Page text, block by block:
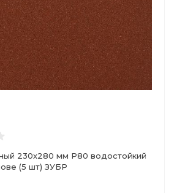
230х280 мм Р80 водостойкий
(5 шт) ЗУБР